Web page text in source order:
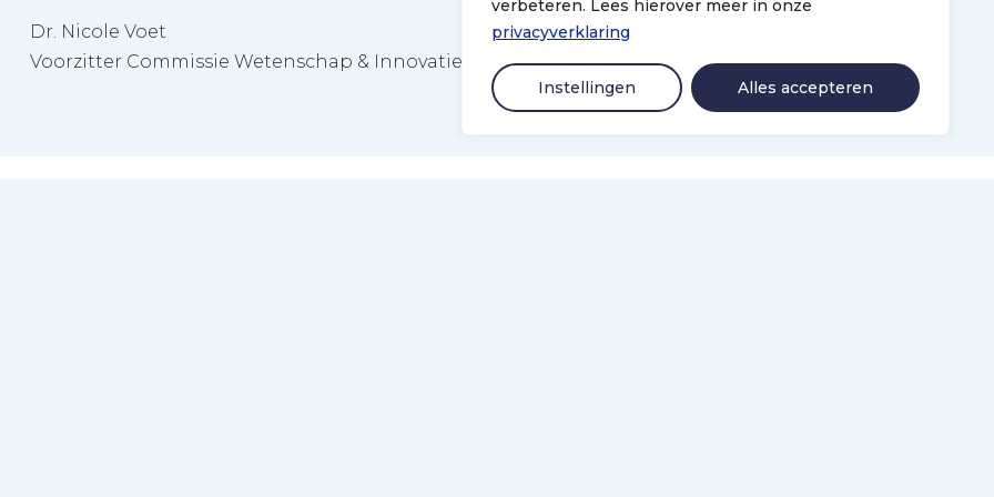
verbeteren. Lees hierover meer in onze
privacyverklaring
Instellingen Alles accepteren
Dr. Nicole Voet
Voorzitter Commissie Wetenschap & Innovatie